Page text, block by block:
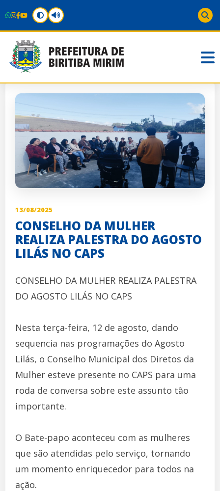
13/08/2025
CONSELHO DA MULHER
REALIZA PALESTRA DO AGOSTO
LILÁS NO CAPS
CONSELHO DA MULHER REALIZA PALESTRA
DO AGOSTO LILÁS NO CAPS
Nesta terça-feira, 12 de agosto, dando
sequencia nas programações do Agosto
Lilás, o Conselho Municipal dos Diretos da
Mulher esteve presente no CAPS para uma
roda de conversa sobre este assunto tão
importante.
O Bate-papo aconteceu com as mulheres
que são atendidas pelo serviço, tornando
um momento enriquecedor para todos na
ação.